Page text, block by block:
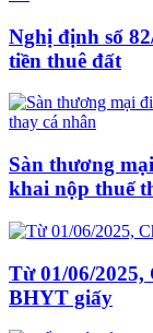
Nghị định số
tiền thuê đất
Sàn thương
khai nộp thuế
Từ 01/06/
BHYT giấy